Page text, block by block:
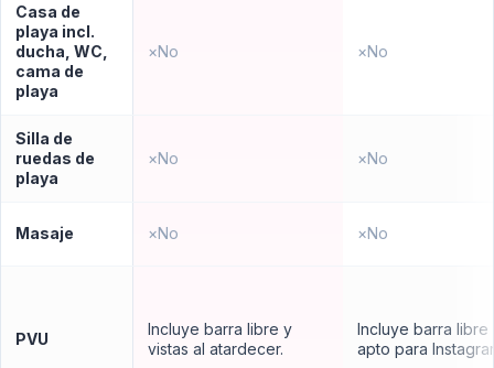
Casa de
playa incl.
ducha, WC,
cama de
playa
×No ×No
Silla de
ruedas de
playa
×No ×No
Masaje ×No ×No
PVU
Incluye barra libre y
vistas al atardecer.
Incluye barra libre
apto para